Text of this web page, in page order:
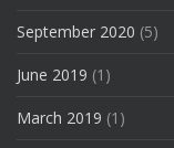
September 2020 (5)
June 2019 (1)
March 2019 (1)